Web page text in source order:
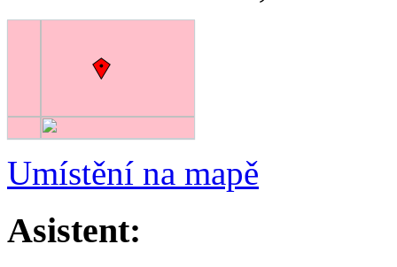
Umístění na mapě
Asistent: